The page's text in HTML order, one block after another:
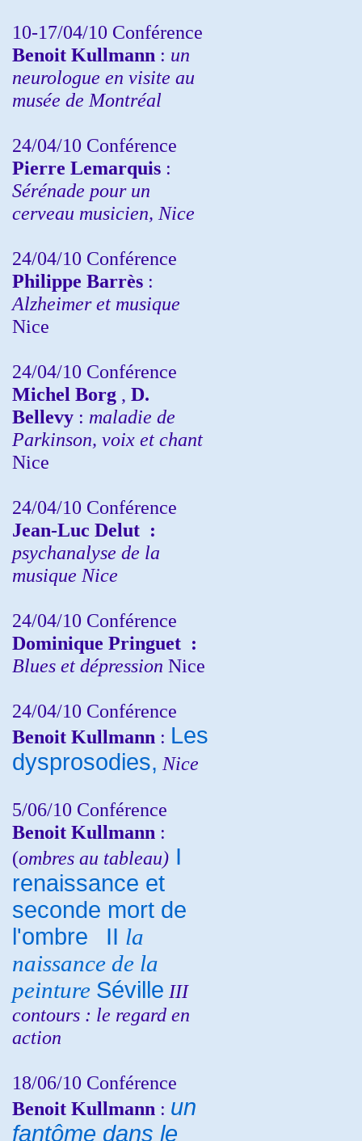
10-17/04/10 Conférence
Benoit Kullmann : un
neurologue en visite au
musée de Montréal
24/04/10 Conférence
Pierre Lemarquis :
Sérénade pour un
cerveau musicien, Nice
24/04/10 Conférence
Philippe Barrès :
Alzheimer et musique
Nice
24/04/10 Conférence
Michel Borg , D.
Bellevy : maladie de
Parkinson, voix et chant
Nice
24/04/10 Conférence
Jean-Luc Delut :
psychanalyse de la
musique Nice
24/04/10 Conférence
Dominique Pringuet :
Blues et dépression Nice
24/04/10 Conférence
Benoit Kullmann : Les
dysprosodies, Nice
5/06/10 Conférence
Benoit Kullmann :
(ombres au tableau) I
renaissance et
seconde mort de
l'ombre
II la
naissance de la
peinture Séville III
contours : le regard en
action
18/06/10 Conférence
Benoit Kullmann : un
fantôme dans le